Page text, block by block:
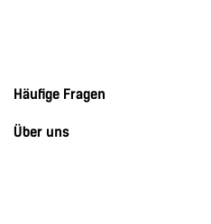
Häufige Fragen
Über uns